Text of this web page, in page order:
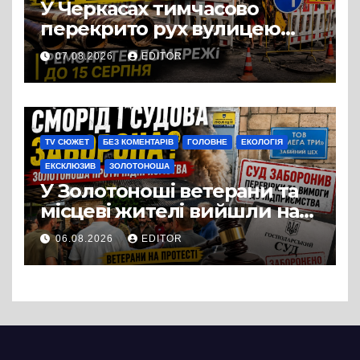
У Черкасах тимчасово
перекрито рух вулицею
Хрещатик на перехресті з
Грушевського через
ремонт тепломережі
07.08.2026 EDITOR
TV СЮЖЕТ БЕЗ КОМЕНТАРІВ ГОЛОВНЕ ЕКОЛОГІЯ
ЕКСКЛЮЗИВ ЗОЛОТОНОША
У Золотоноші ветерани та
місцеві жителі вийшли на
протест до стін
підприємства ТОВ «Омега
Три», що займається
06.08.2026 EDITOR